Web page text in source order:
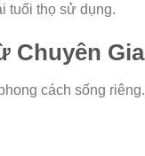
tuổi thọ sử dụng.
Chuyên Gia
cách sống riêng.